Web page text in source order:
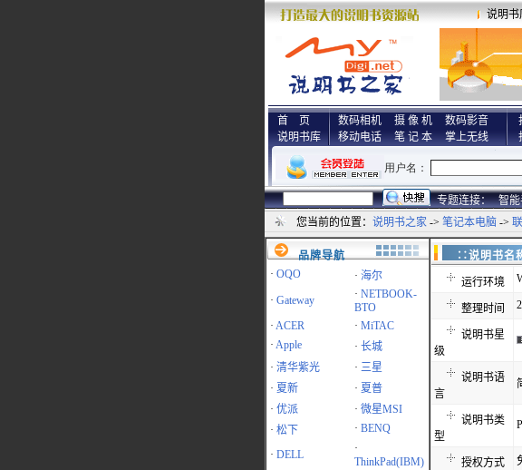
说明书
首 页
说明书库
数码相机 摄 像 机
数码影音
移动电话
笔 记 本 掌上无线
专题连接： 智能
您当前的位置： 说明书之家 -> 笔记本电脑 ->
品牌导航
· OQO · 海尔
· Gateway · NETBOOK-
BTO
· ACER · MiTAC
· Apple · 长城
· 清华紫光 · 三星
· 夏新 · 夏普
· 优派 · 微星MSI
· 松下 · BENQ
· DELL
·
ThinkPad(IBM)
∷说明
运行环境
整理时间
说明书星
级
说明书语
言
说明书类
型
授权方式